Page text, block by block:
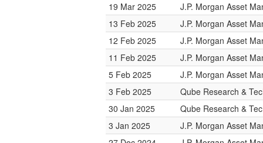
19 Mar 2025
J.P. Morgan Asset
13 Feb 2025
J.P. Morgan Asset
12 Feb 2025
J.P. Morgan Asset
11 Feb 2025
J.P. Morgan Asset
5 Feb 2025
J.P. Morgan Asset
3 Feb 2025
Qube Research &
30 Jan 2025
Qube Research &
3 Jan 2025
J.P. Morgan Asset